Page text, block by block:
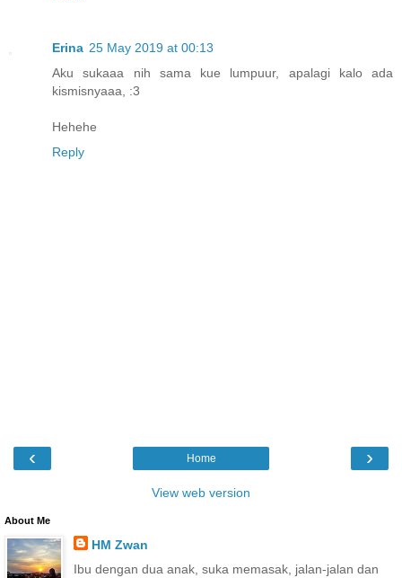
Erina 25 May 2019 at 00:13
Aku sukaaa nih sama kue lumpuur, apalagi kalo ada
kismisnyaaa, :3
Hehehe
Reply
‹ ›
Home
View web version
About Me
HM Zwan
Ibu dengan dua anak, suka memasak, jalan-jalan dan